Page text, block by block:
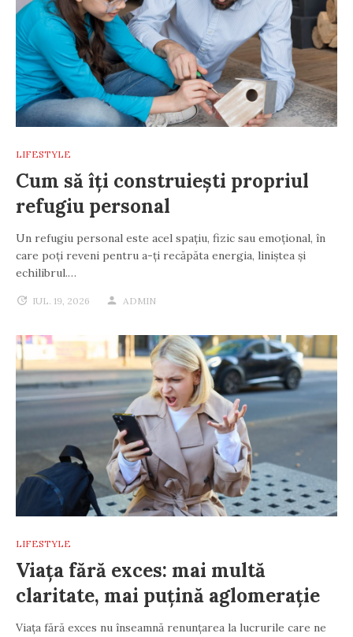
LIFESTYLE
Cum să îți construiești propriul
refugiu personal
Un refugiu personal este acel spațiu, fizic sau emoțional, în
care poți reveni pentru a-ți recăpăta energia, liniștea și
echilibrul.…
IUL. 19, 2026 ADMIN
LIFESTYLE
Viața fără exces: mai multă
claritate, mai puțină aglomerație
Viața fără exces nu înseamnă renunțarea la lucrurile care ne